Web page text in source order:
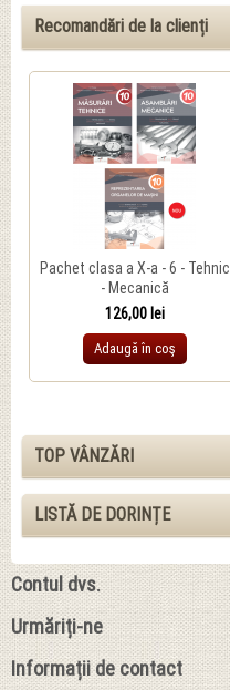
Recomandări de la clienți
Pachet clasa a X-a - 6 - Tehnic
- Mecanică
126,00 lei
Adaugă în coş
TOP VÂNZĂRI
LISTĂ DE DORINȚE
Contul dvs.
Urmăriți-ne
Informații de contact